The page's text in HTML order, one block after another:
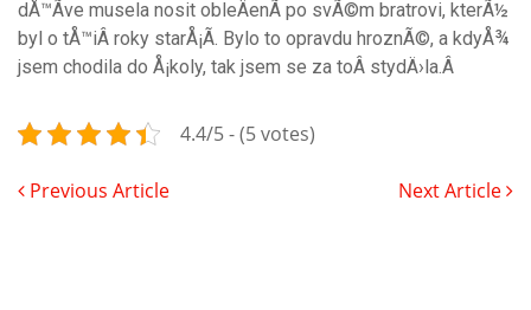
dÅ™Ã­ve musela nosit obleÄenÃ­ po svÃ©m bratrovi, kterÃ½
byl o tÅ™iÂ roky starÅ¡Ã­. Bylo to opravdu hroznÃ©, a kdyÅ¾
jsem chodila do Å¡koly, tak jsem se za toÂ stydÄ›la.Â
4.4/5 - (5 votes)
Previous Article Next Article